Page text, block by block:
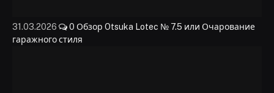
31.03.2026 0 Обзор Otsuka Lotec № 7.5 или Очарование
гаражного стиля